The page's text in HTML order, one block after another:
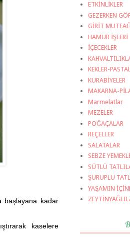
kadar
kaselere
ETKİNLİKLER
GEZERKEN
GİRİT
HAMUR İŞLERİ
İÇECEKLER
KEKLER-
KURABİYELER
MAKARNA-
Marmelatlar
MEZELER
POĞAÇALAR
REÇELLER
SALATALAR
SEBZE
SÜTLÜ
ŞURUPLU
YAŞAMIN